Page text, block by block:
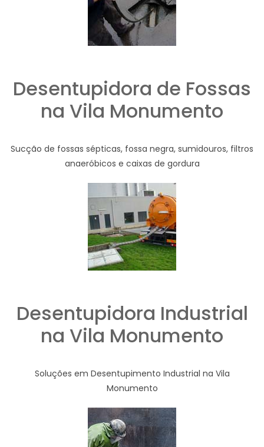
Desentupidora de Fossas
na Vila Monumento
Sucção de fossas sépticas, fossa negra, sumidouros, filtros
anaeróbicos e caixas de gordura
Desentupidora Industrial
na Vila Monumento
Soluções em Desentupimento Industrial na Vila
Monumento